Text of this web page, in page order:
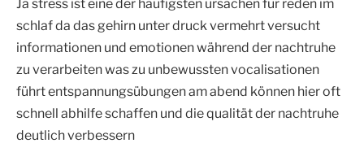
Ja stress ist eine der häufigsten ursachen für reden im
schlaf da das gehirn unter druck vermehrt versucht
informationen und emotionen während der nachtruhe
zu verarbeiten was zu unbewussten vocalisationen
führt entspannungsübungen am abend können hier oft
schnell abhilfe schaffen und die qualität der nachtruhe
deutlich verbessern